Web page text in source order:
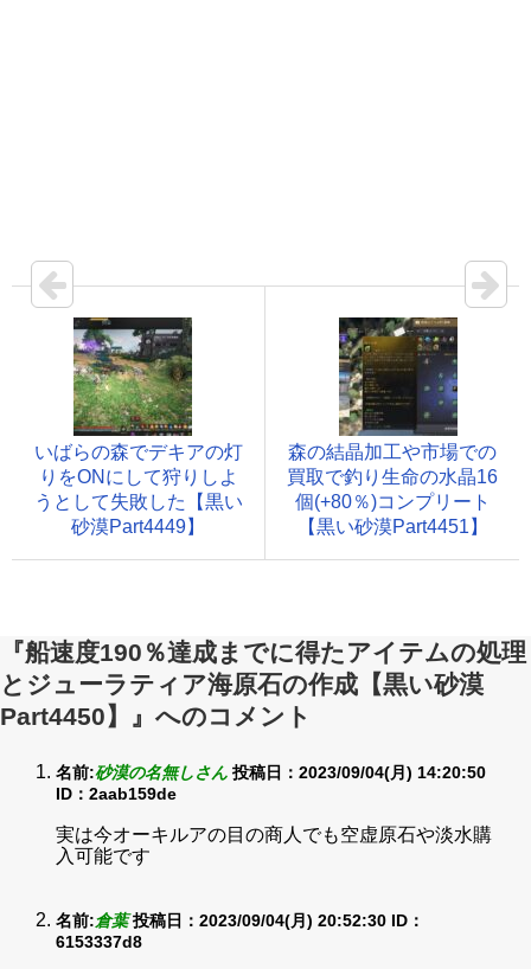
いばらの森でデキアの灯
りをONにして狩りしよ
うとして失敗した【黒い
砂漠Part4449】
森の結晶加工や市場での
買取で釣り生命の水晶16
個(+80％)コンプリート
【黒い砂漠Part4451】
『船速度190％達成までに得たアイテムの処理
とジューラティア海原石の作成【黒い砂漠
Part4450】』へのコメント
名前:砂漠の名無しさん 投稿日：2023/09/04(月) 14:20:50
ID：2aab159de
実は今オーキルアの目の商人でも空虚原石や淡水購
入可能です
名前:倉葉 投稿日：2023/09/04(月) 20:52:30 ID：
6153337d8